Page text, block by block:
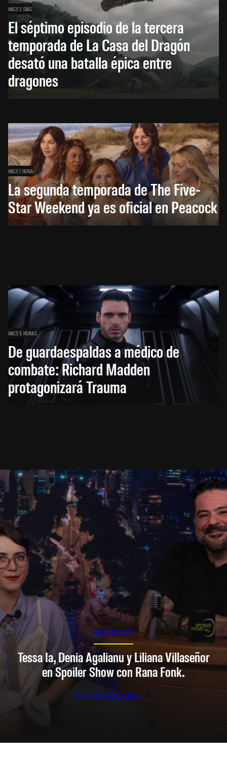
HACE 2 DÍAS
El séptimo episodio de la tercera
temporada de La Casa del Dragón
desató una batalla épica entre
dragones
HACE 1 HORA
La segunda temporada de The Five-
Star Weekend ya es oficial en Peacock
HACE 5 HORAS
De guardaespaldas a médico de
combate: Richard Madden
protagonizará Trauma
SPOILER SHOW
Tessa Ia, Denia Agalianu y Liliana Villaseñor
en Spoiler Show con Rana Fonk.
Ver en Youtube